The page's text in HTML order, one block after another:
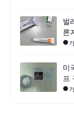
벌
론
7
미
프
7